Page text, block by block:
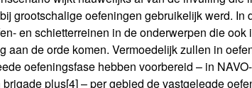
grootschalige oefeningen gebruikelijk werd. In
en schietterreinen in de onderwerpen die
aan de orde komen. Vermoedelijk zullen in
oefeningsfase hebben voorbereid – in
brigade plus[4]– per gebied de vastgelegde